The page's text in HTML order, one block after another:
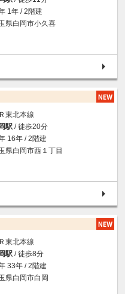
1年 / 2階建
県白岡市小久喜
東北本線
駅 / 徒歩20分
16年 / 2階建
県白岡市西１丁目
東北本線
駅 / 徒歩8分
33年 / 2階建
県白岡市白岡